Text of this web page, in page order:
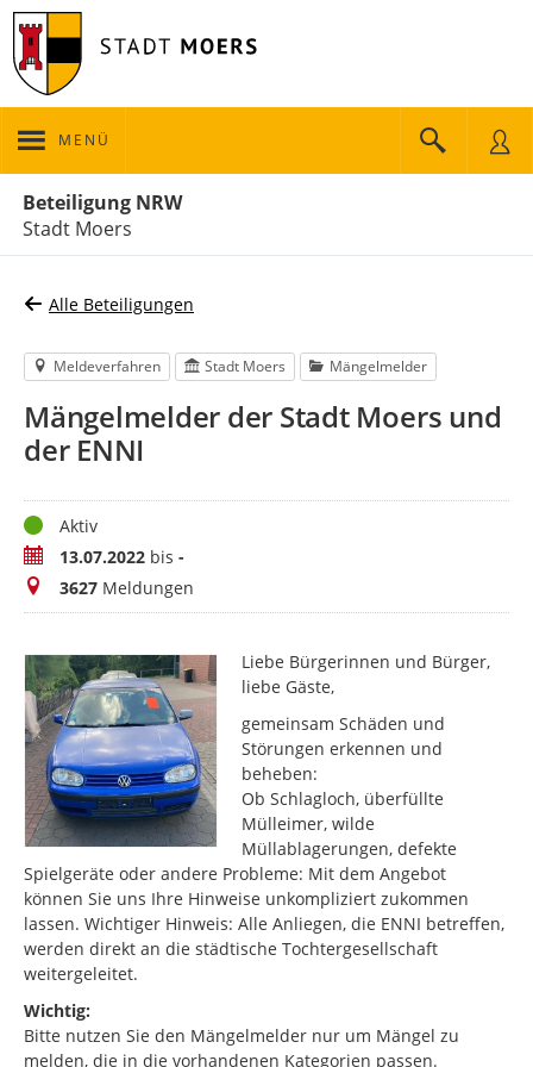
MENÜ
Beteiligung NRW
Stadt Moers
Alle Beteiligungen
Meldeverfahren Stadt Moers Mängelmelder
Mängelmelder der Stadt Moers und
der ENNI
StatusAktiv
Zeitraum13.07.2022 bis -
Meldungen
3627 Meldungen
Liebe Bürgerinnen und Bürger,
liebe Gäste,
gemeinsam Schäden und
Störungen erkennen und
beheben:
Ob Schlagloch, überfüllte
Mülleimer, wilde
Müllablagerungen, defekte
Spielgeräte oder andere Probleme: Mit dem Angebot
können Sie uns Ihre Hinweise unkompliziert zukommen
lassen. Wichtiger Hinweis: Alle Anliegen, die ENNI betreffen,
werden direkt an die städtische Tochtergesellschaft
weitergeleitet.
Wichtig:
Bitte nutzen Sie den Mängelmelder nur um Mängel zu
melden, die in die vorhandenen Kategorien passen.